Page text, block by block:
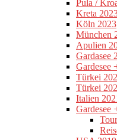
Pula /
Kreta
Köln 2023
München
Apulien
Gardasee
Gardesee
Türkei
Türkei
Italien
Gardesee